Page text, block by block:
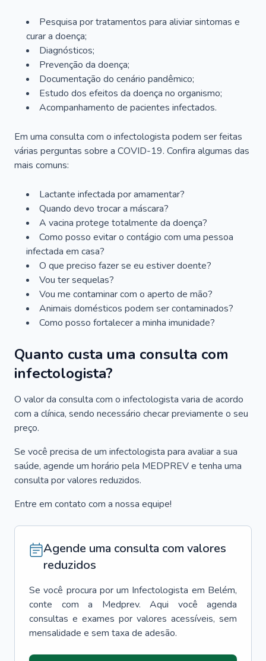
Pesquisa por tratamentos para aliviar sintomas e
curar a doença;
Diagnósticos;
Prevenção da doença;
Documentação do cenário pandêmico;
Estudo dos efeitos da doença no organismo;
Acompanhamento de pacientes infectados.
Em uma consulta com o infectologista podem ser feitas
várias perguntas sobre a COVID-19. Confira algumas das
mais comuns:
Lactante infectada por amamentar?
Quando devo trocar a máscara?
A vacina protege totalmente da doença?
Como posso evitar o contágio com uma pessoa
infectada em casa?
O que preciso fazer se eu estiver doente?
Vou ter sequelas?
Vou me contaminar com o aperto de mão?
Animais domésticos podem ser contaminados?
Como posso fortalecer a minha imunidade?
Quanto custa uma consulta com
infectologista?
O valor da consulta com o infectologista varia de acordo
com a clínica, sendo necessário checar previamente o seu
preço.
Se você precisa de um infectologista para avaliar a sua
saúde, agende um horário pela MEDPREV e tenha uma
consulta por valores reduzidos.
Entre em contato com a nossa equipe!
Agende uma consulta com valores
reduzidos
Se você procura por um Infectologista em Belém,
conte com a Medprev. Aqui você agenda
consultas e exames por valores acessíveis, sem
mensalidade e sem taxa de adesão.